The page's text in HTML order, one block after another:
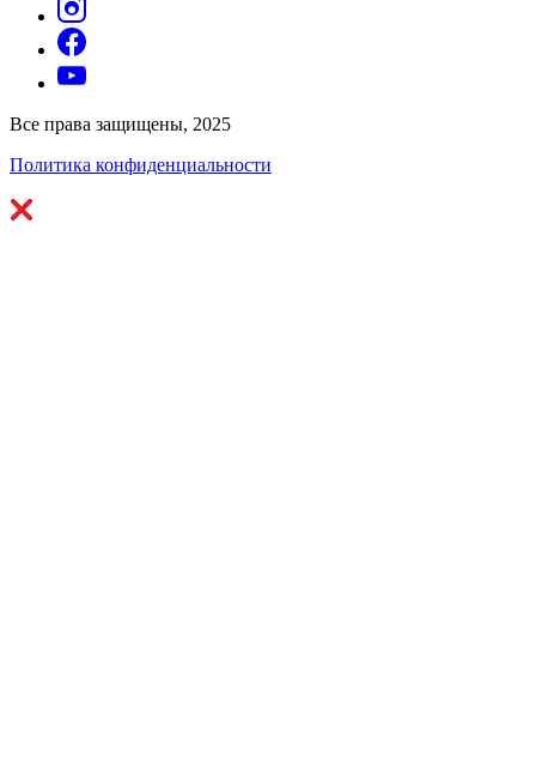
Все права защищены, 2025
Политика конфиденциальности